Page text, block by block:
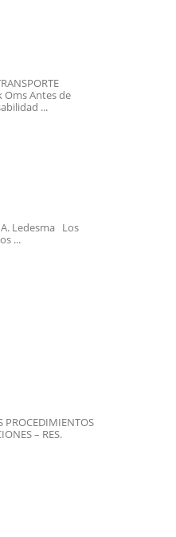
Oms Antes de
...
A. Ledesma Los
...
PROCEDIMIENTOS
– RES.